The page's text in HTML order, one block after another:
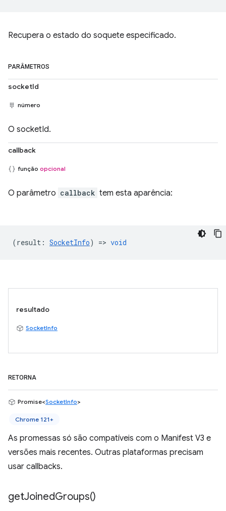
Recupera o estado do soquete especificado.
PARÂMETROS
socketId
número
O socketId.
callback
função opcional
O parâmetro callback tem esta aparência:
(result : SocketInfo) => void
resultado
SocketInfo
RETORNA
Promise<SocketInfo>
Chrome 121+
As promessas só são compatíveis com o Manifest V3 e
versões mais recentes. Outras plataformas precisam
usar callbacks.
getJoinedGroups()